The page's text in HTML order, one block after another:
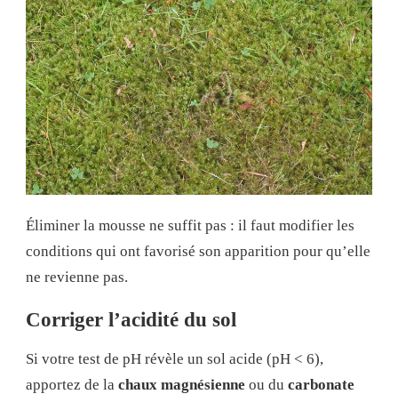
Éliminer la mousse ne suffit pas : il faut modifier les
conditions qui ont favorisé son apparition pour qu’elle
ne revienne pas.
Corriger l’acidité du sol
Si votre test de pH révèle un sol acide (pH < 6),
apportez de la chaux magnésienne ou du carbonate